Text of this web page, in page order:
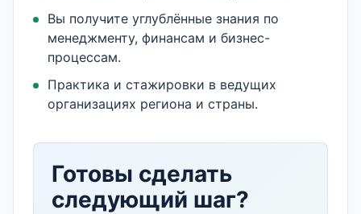
Вы получите углублённые знания по
менеджменту, финансам и бизнес-
процессам.
Практика и стажировки в ведущих
организациях региона и страны.
Готовы сделать
следующий шаг?